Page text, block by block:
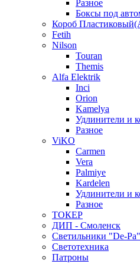
Разное
Боксы под
Короб
Fetih
Nilson
Touran
Themis
Alfa Elektrik
Inci
Orion
Kamelya
Удлинители и
Разное
ViKO
Carmen
Vera
Palmiye
Kardelen
Удлинители и
Разное
ТОКЕР
ДИП - Смоленск
Светильники "De-Pa"
Светотехника
Патроны